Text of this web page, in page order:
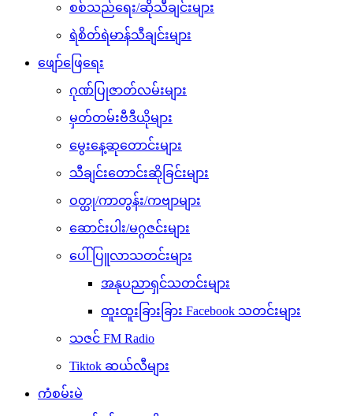
စစ်သည်ရေး/ဆိုသီချင်းများ
ရဲစိတ်ရဲမာန်သီချင်းများ
ဖျော်ဖြေရေး
ဂုဏ်ပြုဇာတ်လမ်းများ
မှတ်တမ်းဗီဒီယိုများ
မွေးနေ့ဆုတောင်းများ
သီချင်းတောင်းဆိုခြင်းများ
ဝတ္ထု/ကာတွန်း/ကဗျာများ
ဆောင်းပါး/မဂ္ဂဇင်းများ
ပေါ်ပြူလာသတင်းများ
အနုပညာရှင်သတင်းများ
ထူးထူးခြားခြား Facebook သတင်းများ
သဇင် FM Radio
Tiktok ဆယ်လီများ
ကံစမ်းမဲ